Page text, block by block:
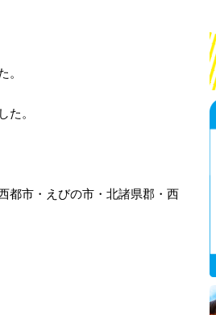
。
た。
都市・えびの市・北諸県郡・西